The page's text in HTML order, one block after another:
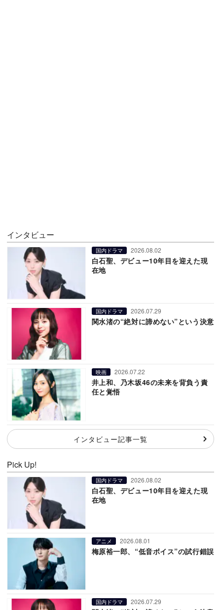
インタビュー
国内ドラマ 2026.08.02
白石聖、デビュー10年目を迎えた現
在地
国内ドラマ 2026.07.29
関水渚の“絶対に諦めない”という決意
映画 2026.07.22
井上和、乃木坂46の未来を背負う責
任と覚悟
インタビュー記事一覧
Pick Up!
国内ドラマ 2026.08.02
白石聖、デビュー10年目を迎えた現
在地
アニメ 2026.08.01
梅原裕一郎、“低音ボイス”の試行錯誤
国内ドラマ 2026.07.29